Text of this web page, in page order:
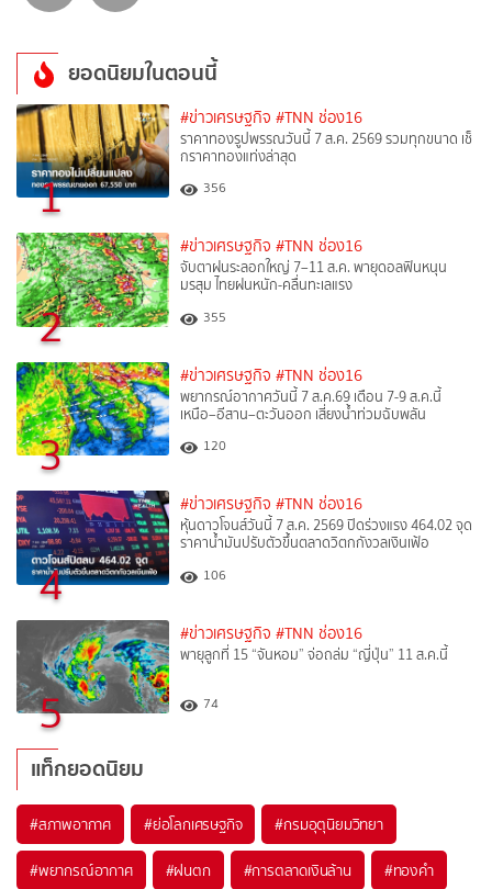
ยอดนิยมในตอนนี้
1
#ข่าวเศรษฐกิจ #TNN ช่อง16
ราคาทองรูปพรรณวันนี้ 7 ส.ค. 2569 รวมทุกขนาด เช็
กราคาทองแท่งล่าสุด
356
2
#ข่าวเศรษฐกิจ #TNN ช่อง16
จับตาฝนระลอกใหญ่ 7–11 ส.ค. พายุดอลฟินหนุน
มรสุม ไทยฝนหนัก-คลื่นทะเลแรง
355
3
#ข่าวเศรษฐกิจ #TNN ช่อง16
พยากรณ์อากาศวันนี้ 7 ส.ค.69 เตือน 7-9 ส.ค.นี้
เหนือ–อีสาน–ตะวันออก เสี่ยงน้ำท่วมฉับพลัน
120
4
#ข่าวเศรษฐกิจ #TNN ช่อง16
หุ้นดาวโจนส์วันนี้ 7 ส.ค. 2569 ปิดร่วงแรง 464.02 จุด
ราคาน้ำมันปรับตัวขึ้นตลาดวิตกกังวลเงินเฟ้อ
106
5
#ข่าวเศรษฐกิจ #TNN ช่อง16
พายุลูกที่ 15 “จันหอม” จ่อถล่ม “ญี่ปุ่น” 11 ส.ค.นี้
74
แท็กยอดนิยม
#สภาพอากาศ #ย่อโลกเศรษฐกิจ #กรมอุตุนิยมวิทยา
#พยากรณ์อากาศ #ฝนตก #การตลาดเงินล้าน #ทองคำ